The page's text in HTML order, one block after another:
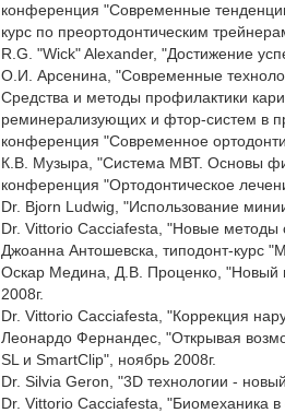
конференция "Современные
курс по преортодонтическим
R.G. "Wick" Alexander, "Достижение
О.И. Арсенина, "Современные
Средства и методы профилактики
реминерализующих и фтор-систем в
конференция "Современное
К.В. Музыра, "Система МВТ. Основы
конференция "Ортодонтическое
Dr. Bjorn Ludwig, "Использование
Dr. Vittorio Cacciafesta, "Новые методы
Джоанна Антошевска, типодонт-курс
Оскар Медина, Д.В. Проценко, "Новый
2008г.
Dr. Vittorio Cacciafesta, "Коррекция
Леонардо Фернандес, "Открывая
SL и SmartClip", ноябрь 2008г.
Dr. Silvia Geron, "3D технологии -
Dr. Vittorio Cacciafesta, "Биомеханика